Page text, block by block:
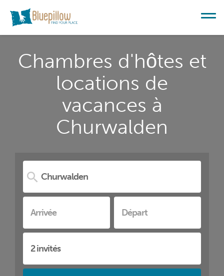
Chambres d'hôtes et
locations de
vacances à
Churwalden